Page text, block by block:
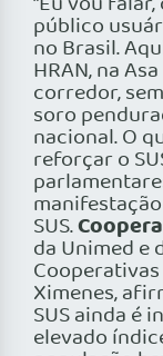
público
no Brasil.
HRAN, na
corredor,
soro
nacional. O
reforçar o
SUS.
da Unimed e
Cooperativas
Ximenes,
SUS ainda é
elevado